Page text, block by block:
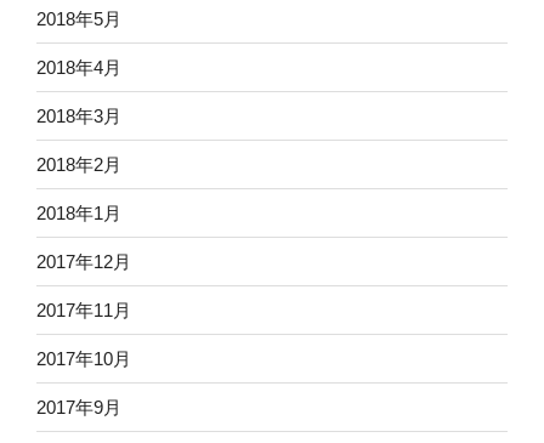
2018年5月
2018年4月
2018年3月
2018年2月
2018年1月
2017年12月
2017年11月
2017年10月
2017年9月